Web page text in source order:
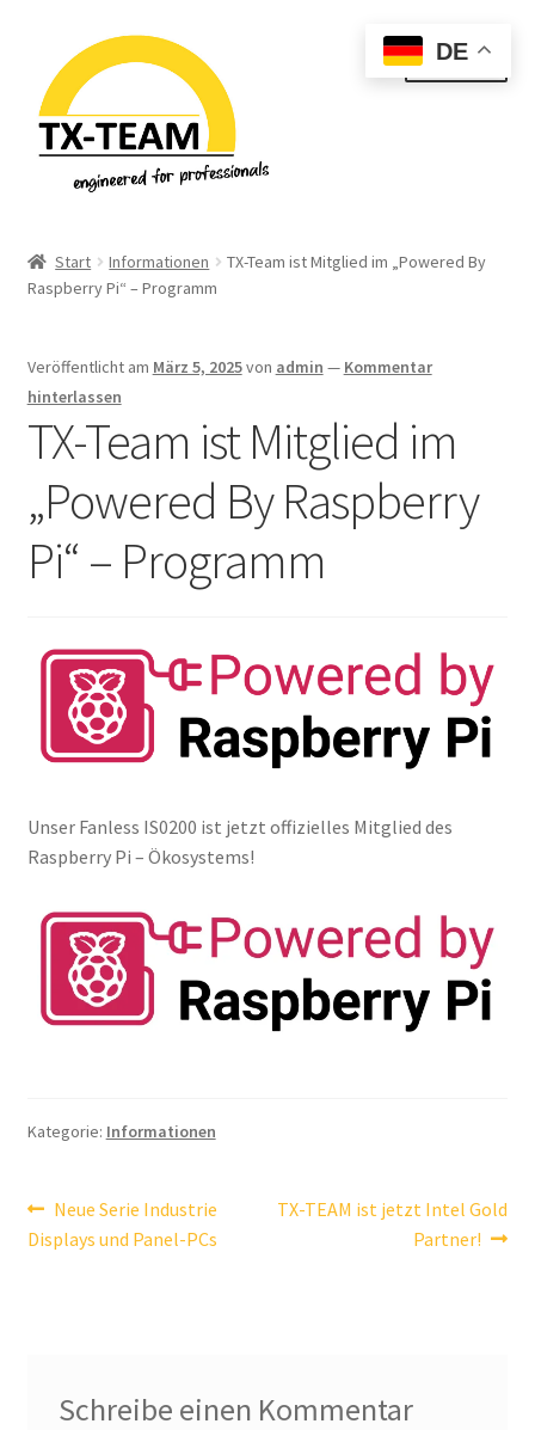
Navigation
springen
Inhalt
springen
Menü
Allgemeine Geschäftsbedingungen
EU-Steuer Informationen
Händler / Reseller
Infos & News
Kasse
Kontakt
My account
Vertrag widerrufen
Start Informationen
TX-Team ist Mitglied im „Powered By
Raspberry Pi“ – Programm
Veröffentlicht am März 5, 2025von admin — Kommentar
hinterlassen
TX-Team ist Mitglied im
„Powered By Raspberry
Pi“ – Programm
Unser Fanless IS0200 ist jetzt offizielles Mitglied des
Raspberry Pi – Ökosystems!
Kategorie: Informationen
Beitragsnavigation
Vorheriger
Beitrag:
Neue Serie Industrie
Displays und Panel-PCs
Nächster
TX-TEAM ist jetzt Intel Gold
Partner!
Schreibe einen Kommentar
DE